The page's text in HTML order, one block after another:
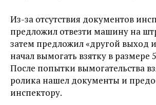
Из-за отсутствия документов
предложил отвезти машину на
затем предложил «другой выход
начал вымогать взятку в размере
После попытки вымогательства
ролика нашел документы и
инспектору.